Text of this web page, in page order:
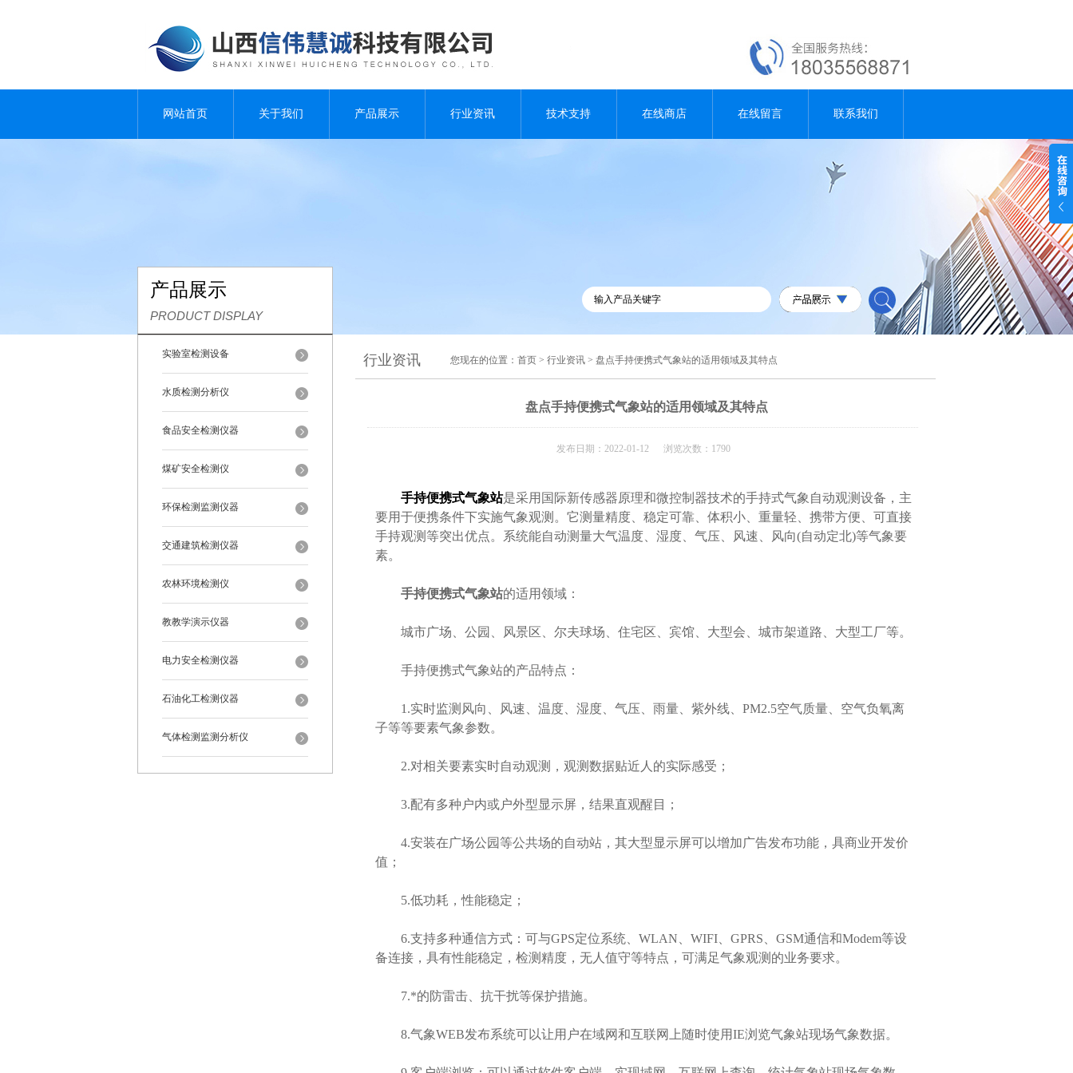
网站首页 关于我们 产品展示 行业资讯 技术支持 在线商店 在线留言 联系我们
产品展示
PRODUCT DISPLAY
实验室检测设备
水质检测分析仪
食品安全检测仪器
煤矿安全检测仪
环保检测监测仪器
交通建筑检测仪器
农林环境检测仪
教教学演示仪器
电力安全检测仪器
石油化工检测仪器
气体检测监测分析仪
行业资讯 您现在的位置： 首页 > 行业资讯 > 盘点手持便携式气象站的适用领域及其特点
盘点手持便携式气象站的适用领域及其特点
发布日期：2022-01-12 浏览次数：1790
手持便携式气象站是采用国际新传感器原理和微控制器技术的手持式气象自动观测设备，主
要用于便携条件下实施气象观测。它测量精度、稳定可靠、体积小、重量轻、携带方便、可直接
手持观测等突出优点。系统能自动测量大气温度、湿度、气压、风速、风向(自动定北)等气象要
素。
手持便携式气象站的适用领域：
城市广场、公园、风景区、尔夫球场、住宅区、宾馆、大型会、城市架道路、大型工厂等。
手持便携式气象站的产品特点：
1.实时监测风向、风速、温度、湿度、气压、雨量、紫外线、PM2.5空气质量、空气负氧离
子等等要素气象参数。
2.对相关要素实时自动观测，观测数据贴近人的实际感受；
3.配有多种户内或户外型显示屏，结果直观醒目；
4.安装在广场公园等公共场的自动站，其大型显示屏可以增加广告发布功能，具商业开发价
值；
5.低功耗，性能稳定；
6.支持多种通信方式：可与GPS定位系统、WLAN、WIFI、GPRS、GSM通信和Modem等设
备连接，具有性能稳定，检测精度，无人值守等特点，可满足气象观测的业务要求。
7.*的防雷击、抗干扰等保护措施。
8.气象WEB发布系统可以让用户在域网和互联网上随时使用IE浏览气象站现场气象数据。